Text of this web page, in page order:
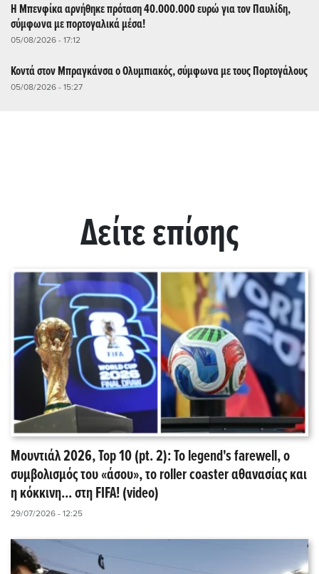
Η Μπενφίκα αρνήθηκε πρόταση 40.000.000 ευρώ για τον Παυλίδη,
σύμφωνα με πορτογαλικά μέσα!
05/08/2026 - 17:12
Κοντά στον Μπραγκάνσα ο Ολυμπιακός, σύμφωνα με τους Πορτογάλους
05/08/2026 - 15:27
Δείτε επίσης
Μουντιάλ 2026, Top 10 (pt. 2): Το legend's farewell, ο
συμβολισμός του «άσου», το roller coaster αθανασίας και
η κόκκινη... στη FIFA! (video)
29/07/2026 - 12:25